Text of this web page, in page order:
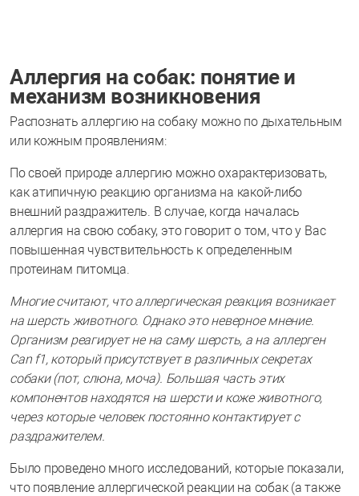
Аллергия на собак: понятие и
механизм возникновения
Распознать аллергию на собаку можно по дыхательным
или кожным проявлениям:
По своей природе аллергию можно охарактеризовать,
как атипичную реакцию организма на какой-либо
внешний раздражитель. В случае, когда началась
аллергия на свою собаку, это говорит о том, что у Вас
повышенная чувствительность к определенным
протеинам питомца.
Многие считают, что аллергическая реакция возникает
на шерсть животного. Однако это неверное мнение.
Организм реагирует не на саму шерсть, а на аллерген
Can f1, который присутствует в различных секретах
собаки (пот, слюна, моча). Большая часть этих
компонентов находятся на шерсти и коже животного,
через которые человек постоянно контактирует с
раздражителем.
Было проведено много исследований, которые показали,
что появление аллергической реакции на собак (а также